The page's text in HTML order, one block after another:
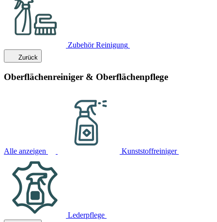
Zubehör Reinigung
Zurück
Oberflächenreiniger & Oberflächenpflege
Alle anzeigen Kunststoffreiniger
Lederpflege